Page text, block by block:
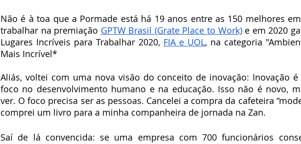
Não é à toa que a Pormade está há 19 anos entre as 150 melhores
trabalhar na premiação GPTW Brasil (Grate Place to Work) e em 2020
Lugares Incríveis para Trabalhar 2020, FIA e UOL, na categoria
Mais Incrível*
Aliás, voltei com uma nova visão do conceito de inovação: Inovação
foco no desenvolvimento humano e na educação. Isso não é novo,
ver. O foco precisa ser as pessoas. Cancelei a compra da cafeteira
comprei um livro para a minha companheira de jornada na Zan.
Saí de lá convencida: se uma empresa com 700 funcionários